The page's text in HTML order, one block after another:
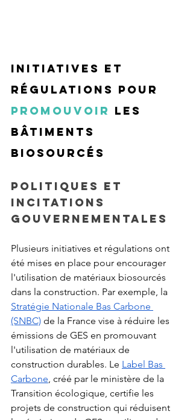
Initiatives et
régulations pour
promouvoir les
bâtiments
biosourcés
Politiques et
incitations
gouvernementales
Plusieurs initiatives et régulations ont
été mises en place pour encourager
l'utilisation de matériaux biosourcés
dans la construction. Par exemple, la
Stratégie Nationale Bas Carbone
(SNBC) de la France vise à réduire les
émissions de GES en promouvant
l'utilisation de matériaux de
construction durables. Le Label Bas
Carbone, créé par le ministère de la
Transition écologique, certifie les
projets de construction qui réduisent